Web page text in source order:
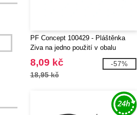
PF Concept 100429 - Pláštěnka
Ziva na jedno použití v obalu
8,09 kč
18,95 kč
-57%